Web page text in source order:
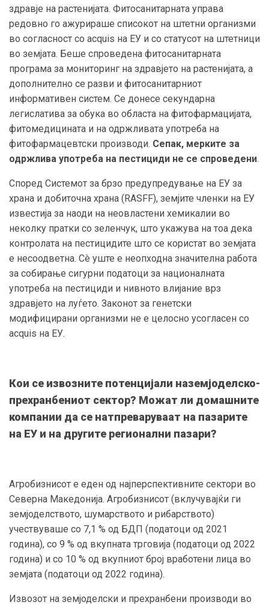
здравје на растенијата. Фитосанитарната управа
редовно го ажурираше списокот на штетни организми
во согласност со acquis на ЕУ и со статусот на штетници
во земјата. Беше спроведена фитосанитарната
програма за мониторинг на здравјето на растенијата, а
дополнително се разви и фитосанитарниот
информативен систем. Се донесе секундарна
легислатива за обука во областа на фитофармацијата,
фитомедицината и на одржливата употреба на
фитофармацевтски производи. Сепак, мерките за
одржлива употреба на пестициди не се спроведени.
Според Системот за брзо предупредување на ЕУ за
храна и добиточна храна (RASFF), земјите членки на ЕУ
известија за наоди на неовластени хемикалии во
неколку пратки со зеленчук, што укажува на тоа дека
контролата на пестицидите што се користат во земјата
е несоодветна. Сè уште е неопходна значителна работа
за собирање сигурни податоци за националната
употреба на пестициди и нивното влијание врз
здравјето на луѓето. Законот за генетски
модифицирани организми не е целосно усогласен со
acquis на ЕУ.
Кои се извозните потенцијали наземјоделско-
прехранбениот сектор? Можат ли домашните
компании да се натпреваруваат на пазарите
на ЕУ и на другите регионални пазари?
Агробизнисот е еден од најперспективните сектори во
Северна Македонија. Агробизнисот (вклучувајќи ги
земјоделството, шумарството и рибарството)
учествуваше со 7,1 % од БДП (податоци од 2021
година), со 9 % од вкупната трговија (податоци од 2022
година) и со 10 % од вкупниот број вработени лица во
земјата (податоци од 2022 година).
Извозот на земјоделски и прехранбени производи во